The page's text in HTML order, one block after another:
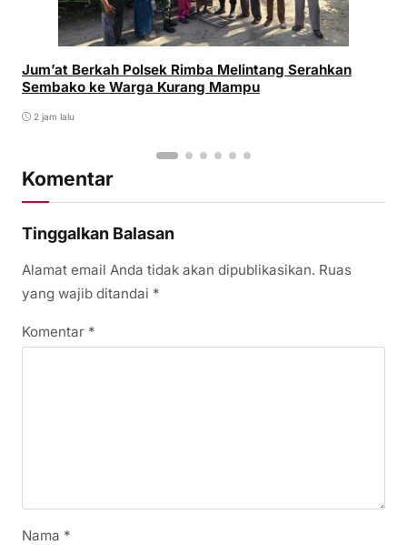
Jum’at Berkah Polsek Rimba Melintang Serahkan
Sembako ke Warga Kurang Mampu
2 jam lalu
Komentar
Tinggalkan Balasan
Alamat email Anda tidak akan dipublikasikan. Ruas
yang wajib ditandai *
Komentar *
Nama *